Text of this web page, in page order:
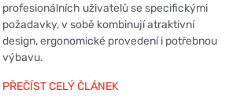
profesionálních uživatelů se specifickými
požadavky, v sobě kombinují atraktivní
design, ergonomické provedení i potřebnou
výbavu.
PŘEČÍST CELÝ ČLÁNEK